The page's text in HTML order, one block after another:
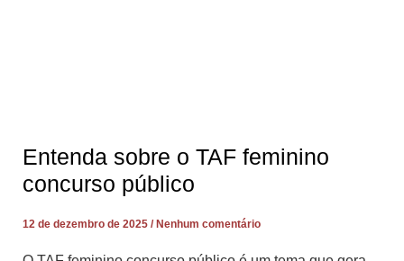
Entenda sobre o TAF feminino
concurso público
12 de dezembro de 2025 Nenhum comentário